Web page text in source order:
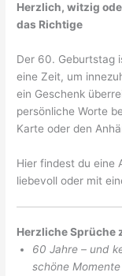
Herzlich, witzig
das Richtige
Der 60. Geburtstag
eine Zeit, um
ein Geschenk
persönliche Worte
Karte oder den
Hier findest du eine
liebevoll oder mit
Herzliche Sprüche
60 Jahre – und
schöne